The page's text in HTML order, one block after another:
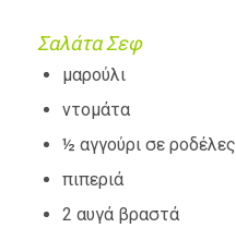
Σαλάτα Σεφ
μαρούλι
ντομάτα
½ αγγούρι σε ροδέλες
πιπεριά
2 αυγά βραστά